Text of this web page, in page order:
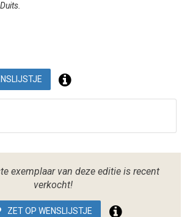
exemplaar van deze editie is recent
verkocht!
ZET OP WENSLIJSTJE